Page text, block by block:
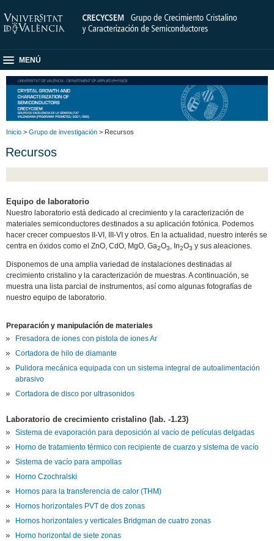
MENÚ
Inicio > Grupo de investigación > Recursos
Recursos
Equipo de laboratorio
Nuestro laboratorio está dedicado al crecimiento y la caracterización de
materiales semiconductores destinados a su aplicación fotónica. Podemos
hacer crecer compuestos II-VI, III-VI y otros. En la actualidad, nuestro interés se
centra en óxidos como el ZnO, CdO, MgO, Ga2O3 , In2O3 y sus aleaciones.
Disponemos de una amplia variedad de instalaciones destinadas al
crecimiento cristalino y la caracterización de muestras. A continuación, se
muestra una lista parcial de instrumentos, así como algunas fotografías de
nuestro equipo de laboratorio.
Preparación y manipulación de materiales
Fresadora de iones con pistola de iones Ar
Cortadora de hilo de diamante
Pulidora mecánica equipada con un sistema integral de autoalimentación
abrasivo
Cortadora de disco por ultrasonidos
Laboratorio de crecimiento cristalino (lab. -1.23)
Sistema de evaporación para deposición al vacío de películas delgadas
Horno de tratamiento térmico con recipiente de cuarzo y sistema de vacío
Sistema de vacío para ampollas
Horno Czochralski
Hornos para la transferencia de calor (THM)
Hornos horizontales PVT de dos zonas
Hornos horizontales y verticales Bridgman de cuatro zonas
Horno horizontal de siete zonas